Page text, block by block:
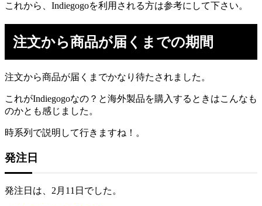
これから、Indiegogoを利用される方は参考にして下さい。
注文から商品が届くまでの期間
注文から商品が届くまでかなり待たされました。
これがIndiegogoなの？と海外製品を購入するときはこんなも
のかとも感じました。
時系列で説明して行きますね！。
発注日
発注日は、2月11日でした。